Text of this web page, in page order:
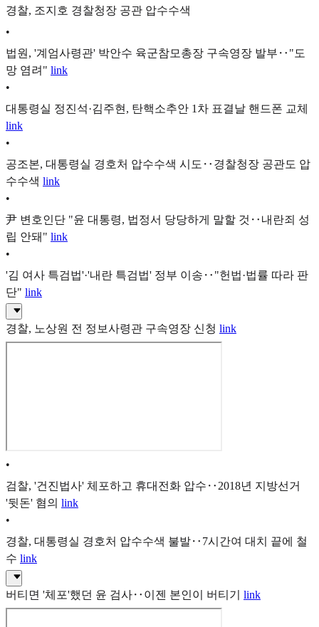
경찰, 조지호 경찰청장 공관 압수수색
•
법원, '계엄사령관' 박안수 육군참모총장 구속영장 발부‥"도
망 염려" link
•
대통령실 정진석·김주현, 탄핵소추안 1차 표결날 핸드폰 교체
link
•
공조본, 대통령실 경호처 압수수색 시도‥경찰청장 공관도 압
수수색 link
•
尹 변호인단 "윤 대통령, 법정서 당당하게 말할 것‥내란죄 성
립 안돼" link
•
'김 여사 특검법'·'내란 특검법' 정부 이송‥"헌법·법률 따라 판
단" link
경찰, 노상원 전 정보사령관 구속영장 신청 link
•
검찰, '건진법사' 체포하고 휴대전화 압수‥2018년 지방선거
'뒷돈' 혐의 link
•
경찰, 대통령실 경호처 압수수색 불발‥7시간여 대치 끝에 철
수 link
버티면 '체포'했던 윤 검사‥이젠 본인이 버티기 link